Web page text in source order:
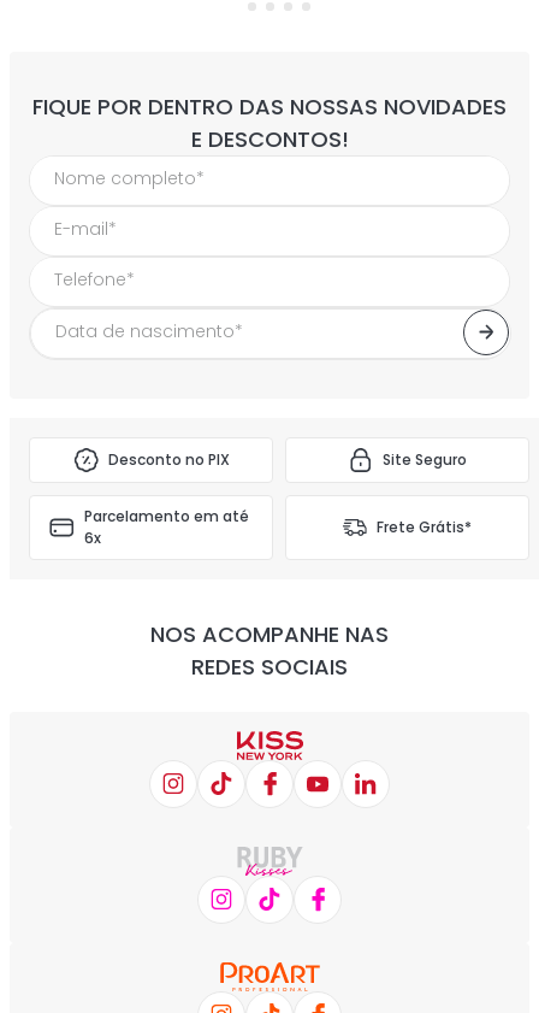
FIQUE POR DENTRO DAS NOSSAS NOVIDADES
E DESCONTOS!
Desconto no PIX Site Seguro
Parcelamento em até
6x
Frete Grátis*
NOS ACOMPANHE NAS
REDES SOCIAIS